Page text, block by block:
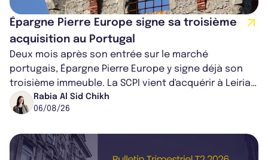
Épargne Pierre Europe signe sa troisième
acquisition au Portugal
Deux mois après son entrée sur le marché
portugais, Épargne Pierre Europe y signe déjà son
troisième immeuble. La SCPI vient d'acquérir à Leiria,
dans le centre du pays, un établis...
Rabia Al Sid Chikh
06/08/26